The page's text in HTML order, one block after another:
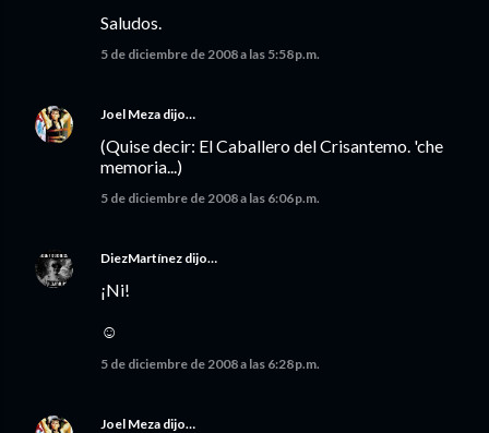
Saludos.
5 de diciembre de 2008 a las 5:58 p.m.
Joel Meza dijo…
(Quise decir: El Caballero del Crisantemo. 'che
memoria...)
5 de diciembre de 2008 a las 6:06 p.m.
DiezMartínez dijo…
¡Ni!
☺
5 de diciembre de 2008 a las 6:28 p.m.
Joel Meza dijo…